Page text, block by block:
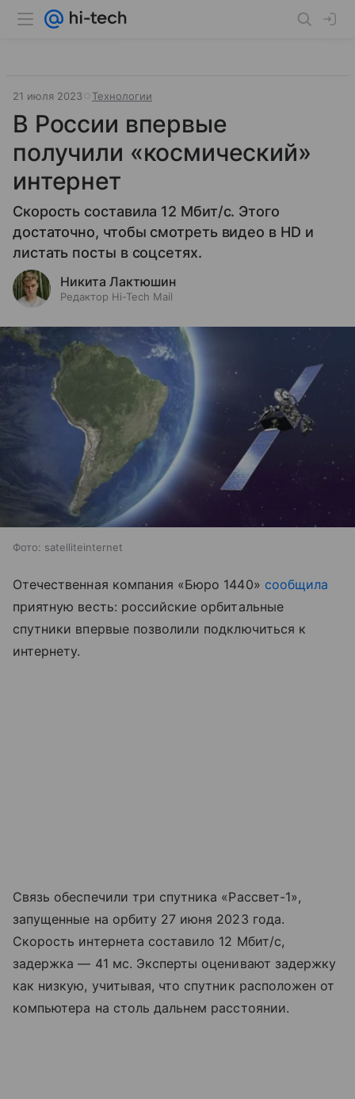
21 июля 2023 Технологии
В России впервые
получили «космический»
интернет
Скорость составила 12 Мбит/с. Этого
достаточно, чтобы смотреть видео в HD и
листать посты в соцсетях.
Никита Лактюшин
Редактор Hi-Tech Mail
Фото: satelliteinternet
Отечественная компания «Бюро 1440» сообщила
приятную весть: российские орбитальные
спутники впервые позволили подключиться к
интернету.
Связь обеспечили три спутника «Рассвет-1»,
запущенные на орбиту 27 июня 2023 года.
Скорость интернета составило 12 Мбит/с,
задержка — 41 мс. Эксперты оценивают задержку
как низкую, учитывая, что спутник расположен от
компьютера на столь дальнем расстоянии.